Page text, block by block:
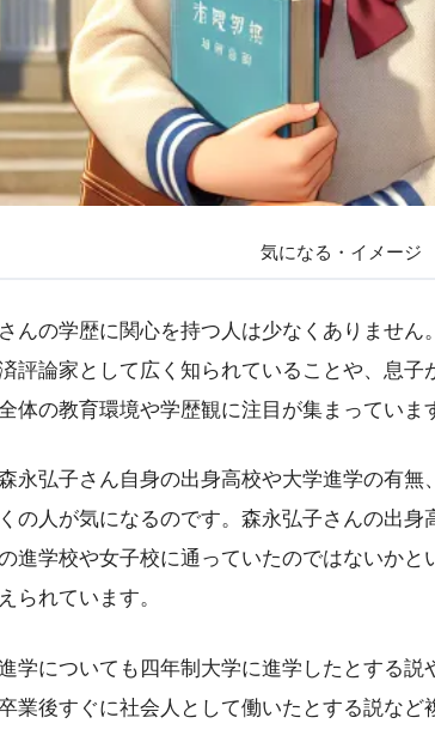
気になる・イメージ
んの学歴に関心を持つ人は少なくありません
評論家として広く知られていることや、息
体の教育環境や学歴観に注目が集まっていま
永弘子さん自身の出身高校や大学進学の有
の人が気になるのです。森永弘子さんの出身
進学校や女子校に通っていたのではないか
られています。
学についても四年制大学に進学したとする
業後すぐに社会人として働いたとする説など